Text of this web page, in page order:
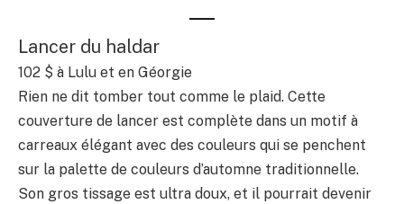
Lancer du haldar
102 $ à Lulu et en Géorgie
Rien ne dit tomber tout comme le plaid. Cette
couverture de lancer est complète dans un motif à
carreaux élégant avec des couleurs qui se penchent
sur la palette de couleurs d’automne traditionnelle.
Son gros tissage est ultra doux, et il pourrait devenir